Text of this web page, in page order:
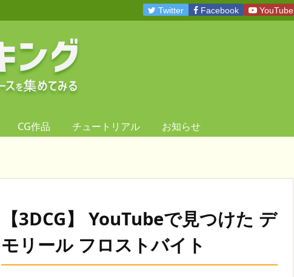
CG作品 チュートリアル お知らせ
Twitter Facebook YouTube
【3DCG】 YouTubeで見つけた デ
モリール フロストバイト